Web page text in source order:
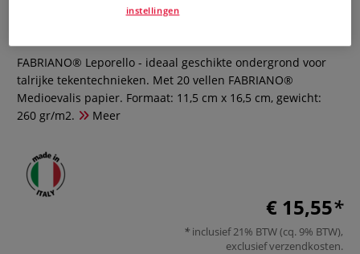
FABRIANO® Leporello - ideaal geschikte ondergrond voor
talrijke tekentechnieken. Met 20 vellen FABRIANO®
Medioevalis papier. Formaat: 11,5 cm x 16,5 cm, gewicht:
260 gr/m2.
Meer
€ 15,55
inclusief 21% BTW (cq. 9% BTW),
exclusiefverzendkosten.
instellingen